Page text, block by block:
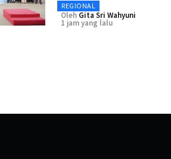
REGIONAL
Oleh Gita Sri Wahyuni
1 jam yang lalu